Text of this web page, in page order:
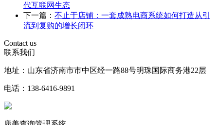
代互联网生态
下一篇： 不止于店铺：一套成熟电商系统如何打造从引
流到复购的增长闭环
Contact us
联系我们
地址：山东省济南市市中区经一路88号明珠国际商务港22层
电话：138-6416-9891